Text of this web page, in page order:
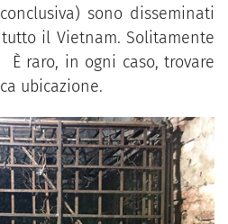
sono disseminati
il Vietnam. Solitamente
raro, in ogni caso, trovare
ubicazione.